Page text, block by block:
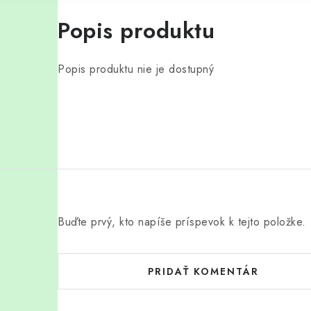
Popis produktu
Popis produktu nie je dostupný
Buďte prvý, kto napíše príspevok k tejto položke.
PRIDAŤ KOMENTÁR